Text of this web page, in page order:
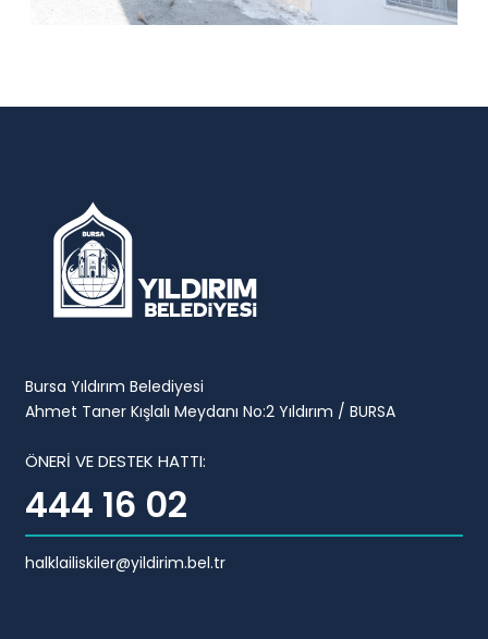
Bursa Yıldırım Belediyesi
Ahmet Taner Kışlalı Meydanı No:2 Yıldırım / BURSA
ÖNERİ VE DESTEK HATTI:
444 16 02
halklailiskiler@yildirim.bel.tr